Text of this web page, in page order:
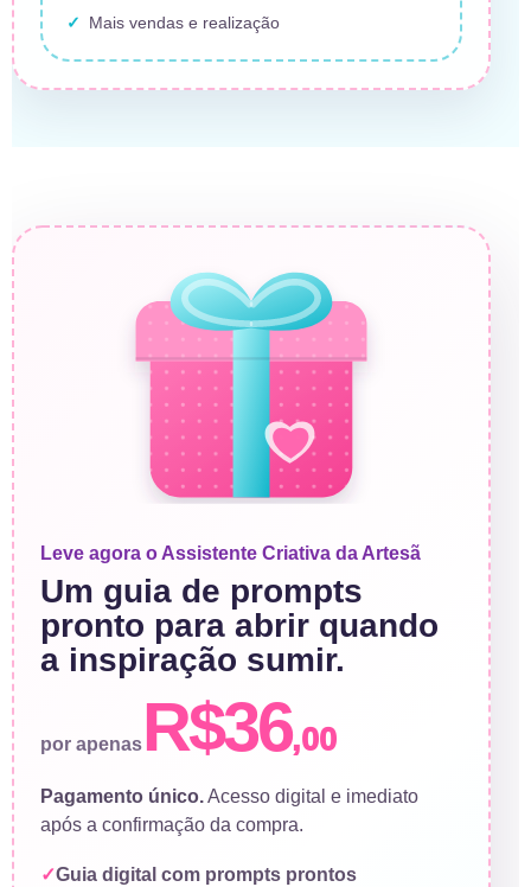
Mais vendas e realização
Leve agora o Assistente Criativa da Artesã
Um guia de prompts
pronto para abrir quando
a inspiração sumir.
por apenas R$36,00
Pagamento único.Acesso digital e imediato
após a confirmação da compra.
Guia digital com prompts prontos